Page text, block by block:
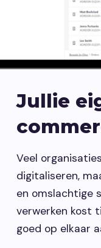
Jullie
Veel
digitaliseren,
en omslachtige
verwerken kost
goed op elkaar